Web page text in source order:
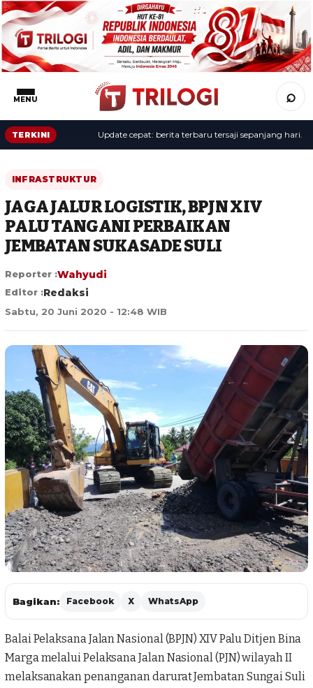
MENU ⌕
TERKINI Update cepat: berita terbaru tersaji sepanjang hari.
INFRASTRUKTUR
JAGA JALUR LOGISTIK, BPJN XIV
PALU TANGANI PERBAIKAN
JEMBATAN SUKASADE SULI
Reporter :Wahyudi
Editor :Redaksi
Sabtu, 20 Juni 2020 - 12:48 WIB
Bagikan: Facebook X WhatsApp
Balai Pelaksana Jalan Nasional (BPJN) XIV Palu Ditjen Bina
Marga melalui Pelaksana Jalan Nasional (PJN) wilayah II
melaksanakan penanganan darurat Jembatan Sungai Suli